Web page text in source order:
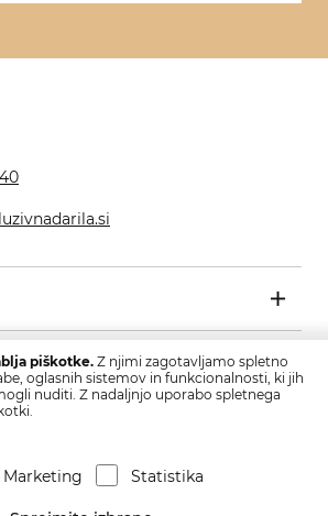
piškotke. Z njimi zagotavljamo spletno
oglasnih sistemov in funkcionalnosti, ki jih
nuditi. Z nadaljnjo uporabo spletnega
Marketing Statistika